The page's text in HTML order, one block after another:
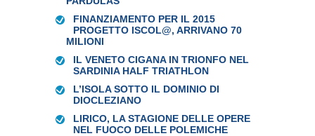
FINANZIAMENTO PER IL 2015
PROGETTO ISCOL@, ARRIVANO 70
MILIONI
IL VENETO CIGANA IN TRIONFO NEL
SARDINIA HALF TRIATHLON
L’ISOLA SOTTO IL DOMINIO DI
DIOCLEZIANO
LIRICO, LA STAGIONE DELLE OPERE
NEL FUOCO DELLE POLEMICHE